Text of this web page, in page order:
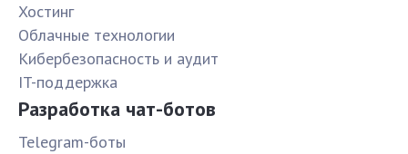
Хостинг
Облачные технологии
Кибербезопасность и аудит
IT-поддержка
Разработка чат-ботов
Telegram-боты